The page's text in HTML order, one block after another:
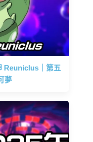
Reuniclus｜第五
夢